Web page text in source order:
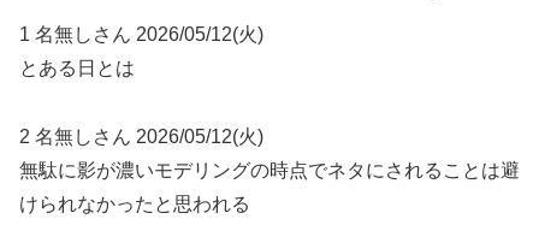
1 名無しさん 2026/05/12(火)
とある日とは
2 名無しさん 2026/05/12(火)
無駄に影が濃いモデリングの時点でネタにされることは避
けられなかったと思われる